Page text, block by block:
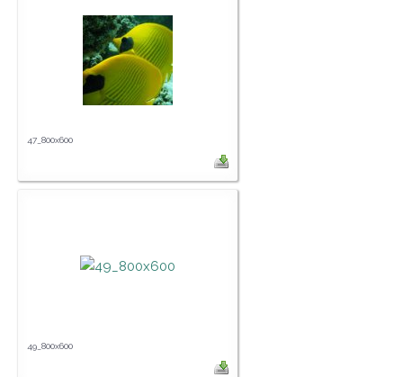
47_800x600
49_800x600